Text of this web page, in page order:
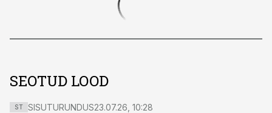
SEOTUD LOOD
ST SISUTURUNDUS23.07.26, 10:28